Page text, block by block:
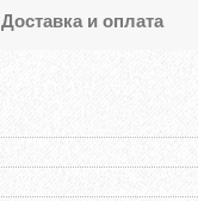
Доставка и оплата